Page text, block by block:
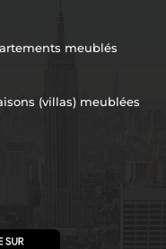
meublés
(villas) meublées